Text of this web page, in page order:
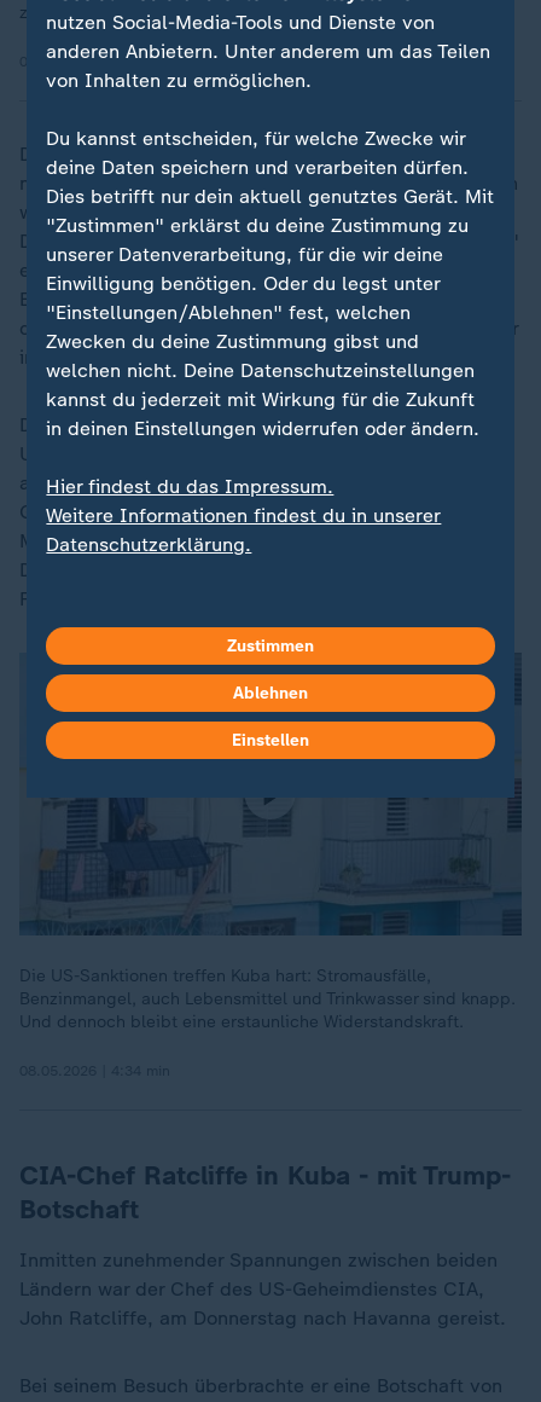
zusammenzubrechen.
09.05.2026 | 1:52 min
Diese Informationen, die als Vorwand für eine
militärische Aktion der USA dienen könnten, zeigten, in
welchem Maße die Regierung von US-Präsident
Donald Trump Kuba als Bedrohung sehe, zitiert "Axios"
einen hochrangigen US-Beamten. Neben den
Entwicklungen bei Drohnen begründete er das
demnach auch mit der Präsenz iranischer Militärberater
in Havanna.
Das Nachrichtenportal berichtet allerdings auch, dass
US-Beamte nicht davon ausgehen würden, dass Kuba
aktiv plane, US-Interessen anzugreifen. US-
Geheimdienstinformationen deuteten darauf hin, dass
Militärvertreter Kubas Pläne für den Einsatz von
Drohnen erörterten, für den Fall, dass es zu
Feindseligkeiten komme.
Die US-Sanktionen treffen Kuba hart: Stromausfälle,
Benzinmangel, auch Lebensmittel und Trinkwasser sind knapp.
Und dennoch bleibt eine erstaunliche Widerstandskraft.
CIA-Chef Ratcliffe in Kuba - mit Trump-
Botschaft
Inmitten zunehmender Spannungen zwischen beiden
Ländern war der Chef des US-Geheimdienstes CIA,
John Ratcliffe, am Donnerstag nach Havanna gereist.
Bei seinem Besuch überbrachte er eine Botschaft von
nutzen Social-Media-Tools und Dienste von
anderen Anbietern. Unter anderem um das Teilen
von Inhalten zu ermöglichen.
Du kannst entscheiden, für welche Zwecke wir
deine Daten speichern und verarbeiten dürfen.
Dies betrifft nur dein aktuell genutztes Gerät. Mit
"Zustimmen" erklärst du deine Zustimmung zu
unserer Datenverarbeitung, für die wir deine
Einwilligung benötigen. Oder du legst unter
"Einstellungen/Ablehnen" fest, welchen
Zwecken du deine Zustimmung gibst und
welchen nicht. Deine Datenschutzeinstellungen
kannst du jederzeit mit Wirkung für die Zukunft
in deinen Einstellungen widerrufen oder ändern.
Hier findest du das Impressum.
Weitere Informationen findest du in unserer
Datenschutzerklärung.
Zustimmen
Ablehnen
Einstellen